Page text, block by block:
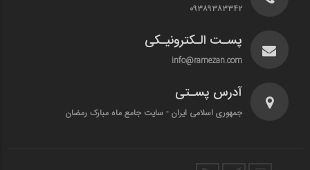
۰۹۳۸۹۳۸۳۳۴۲
پسـت الـکترونیـکی
info@ramezan.com
آدرس پسـتی
جمهوری اسلامی ایران - سایت جامع ماه مبارک رمضان